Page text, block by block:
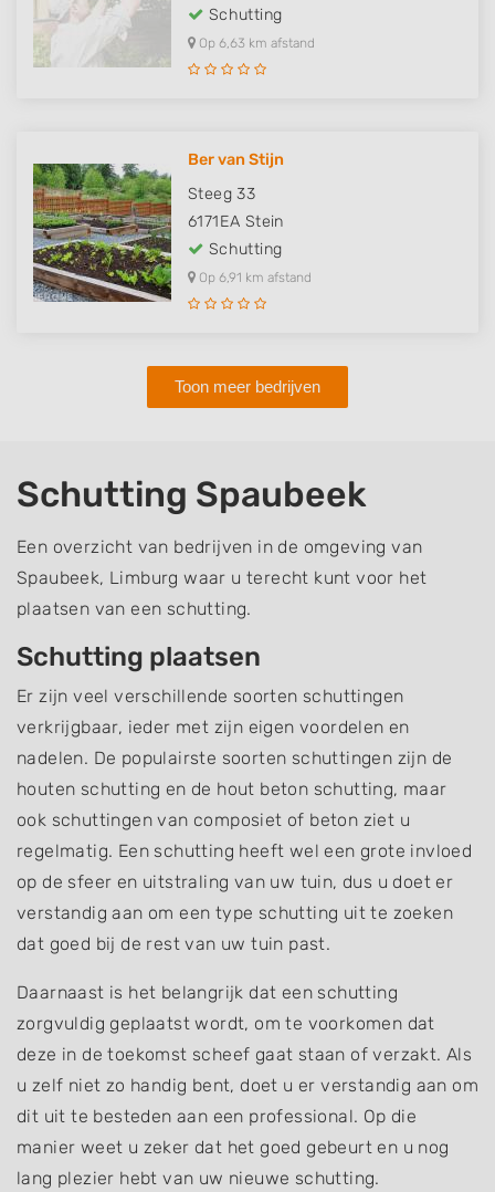
Schutting
Op 6,63 km afstand
Ber van Stijn
Steeg 33
6171EA Stein
Schutting
Op 6,91 km afstand
Toon meer bedrijven
Schutting Spaubeek
Een overzicht van bedrijven in de omgeving van
Spaubeek, Limburg waar u terecht kunt voor het
plaatsen van een schutting.
Schutting plaatsen
Er zijn veel verschillende soorten schuttingen
verkrijgbaar, ieder met zijn eigen voordelen en
nadelen. De populairste soorten schuttingen zijn de
houten schutting en de hout beton schutting, maar
ook schuttingen van composiet of beton ziet u
regelmatig. Een schutting heeft wel een grote invloed
op de sfeer en uitstraling van uw tuin, dus u doet er
verstandig aan om een type schutting uit te zoeken
dat goed bij de rest van uw tuin past.
Daarnaast is het belangrijk dat een schutting
zorgvuldig geplaatst wordt, om te voorkomen dat
deze in de toekomst scheef gaat staan of verzakt. Als
u zelf niet zo handig bent, doet u er verstandig aan om
dit uit te besteden aan een professional. Op die
manier weet u zeker dat het goed gebeurt en u nog
lang plezier hebt van uw nieuwe schutting.